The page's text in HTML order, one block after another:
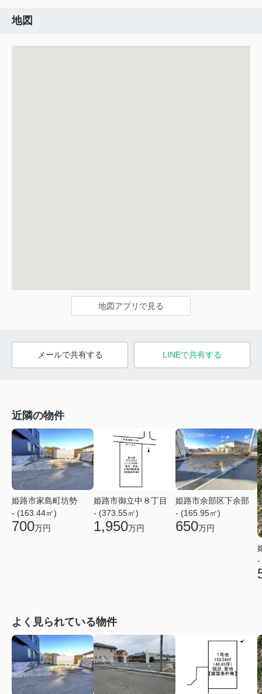
地図
地図アプリで見る
メールで共有する LINEで共有する
近隣の物件
姫路市家島町坊勢
- (163.44㎡)
700万円
姫路市御立中８丁目
- (373.55㎡)
1,950万円
姫路市余部区下余部
- (165.95㎡)
650万円
-
よく見られている物件